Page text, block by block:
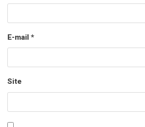
E-mail *
Site